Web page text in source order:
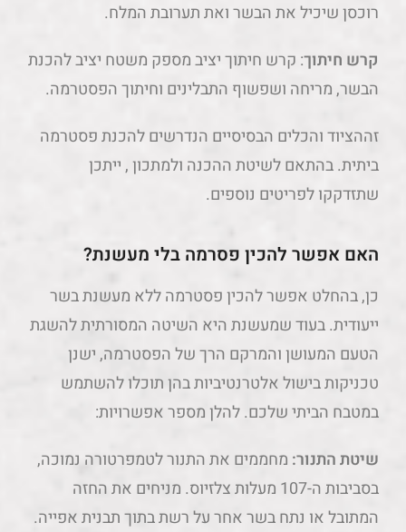
רוכסן שיכיל את הבשר ואת תערובת המלח.
קרש חיתוך: קרש חיתוך יציב מספק משטח יציב להכנת
הבשר, מריחה ושפשוף התבלינים וחיתוך הפסטרמה.
זההציוד והכלים הבסיסיים הנדרשים להכנת פסטרמה
ביתית. בהתאם לשיטת ההכנה ולמתכון , ייתכן
שתזדקקו לפריטים נוספים.
האם אפשר להכין פסרמה בלי מעשנת?
כן, בהחלט אפשר להכין פסטרמה ללא מעשנת בשר
ייעודית. בעוד שמעשנת היא השיטה המסורתית להשגת
הטעם המעושן והמרקם הרך של הפסטרמה, ישנן
טכניקות בישול אלטרנטיביות בהן תוכלו להשתמש
במטבח הביתי שלכם. להלן מספר אפשרויות:
שיטת התנור: מחממים את התנור לטמפרטורה נמוכה,
בסביבות ה-107 מעלות צלזיוס. מניחים את החזה
המתובל או נתח בשר אחר על רשת בתוך תבנית אפייה.